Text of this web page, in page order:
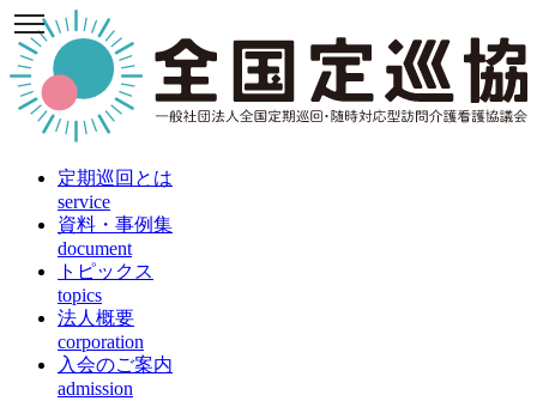
定期巡回とは
service
資料・事例集
document
トピックス
topics
法人概要
corporation
入会のご案内
admission